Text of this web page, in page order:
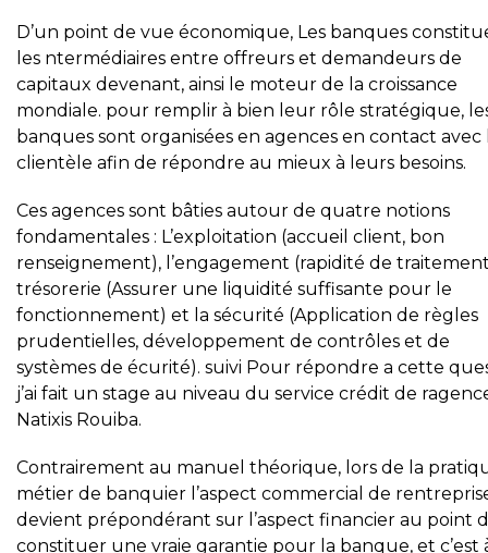
D’un point de vue économique, Les banques
les ntermédiaires entre offreurs et demandeurs de
capitaux devenant, ainsi le moteur de la croissance
mondiale. pour remplir à bien leur rôle stratégique,
banques sont organisées en agences en contact avec
clientèle afin de répondre au mieux à leurs besoins.
Ces agences sont bâties autour de quatre notions
fondamentales : L’exploitation (accueil client, bon
renseignement), l’engagement (rapidité de
trésorerie (Assurer une liquidité suffisante pour le
fonctionnement) et la sécurité (Application de règles
prudentielles, développement de contrôles et de
systèmes de écurité). suivi Pour répondre a cette
j’ai fait un stage au niveau du service crédit de
Natixis Rouiba.
Contrairement au manuel théorique, lors de la
métier de banquier l’aspect commercial de
devient prépondérant sur l’aspect financier au point
constituer une vraie garantie pour la banque, et c’est